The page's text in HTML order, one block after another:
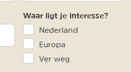
Waar ligt je interesse?
Nederland
Europa
Ver weg